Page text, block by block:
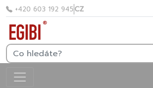
+420 603 192 945CZ